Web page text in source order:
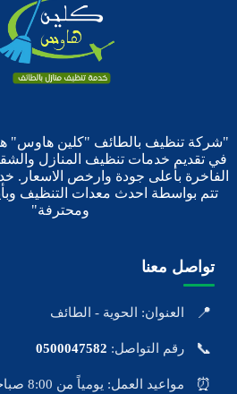
"شركة تنظيف بالطائف "كلين
في تقديم خدمات تنظيف المنازل
الفاخرة بأعلى جودة وارخص الاسعار.
تتم بواسطة احدث معدات التنظيف
ومحترفة"
تواصل معنا
📍 العنوان: الحوية - الطائف
📞 رقم التواصل: 0500047582
⏰ مواعيد العمل: يومياً من 8:00 صباحاً إلى 8:00 مساءً